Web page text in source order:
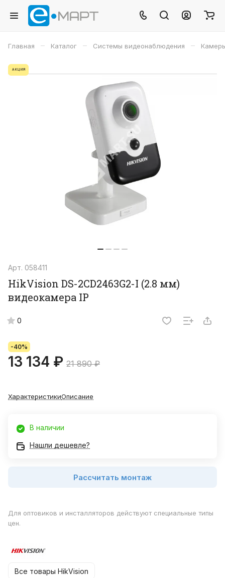
Главная – Каталог – Системы видеонаблюдения –
АКЦИЯ
Арт. 058411
HikVision DS-2CD2463G2-I (2.8 мм)
видеокамера IP
0
-40%
13 134 ₽ 21 890 ₽
ХарактеристикиОписание
В наличии
Нашли дешевле?
Рассчитать монтаж
Для оптовиков и инсталляторов действуют специальные типы
цен.
Все товары HikVision